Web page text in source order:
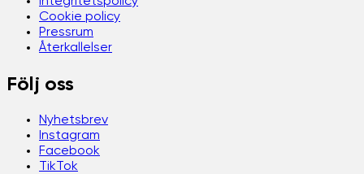
Cookie policy
Pressrum
Återkallelser
Följ oss
Nyhetsbrev
Instagram
Facebook
TikTok